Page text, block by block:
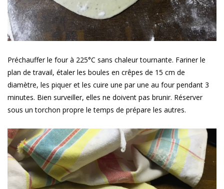
Préchauffer le four à 225°C sans chaleur tournante. Fariner le
plan de travail, étaler les boules en crêpes de 15 cm de
diamètre, les piquer et les cuire une par une au four pendant 3
minutes. Bien surveiller, elles ne doivent pas brunir. Réserver
sous un torchon propre le temps de prépare les autres.